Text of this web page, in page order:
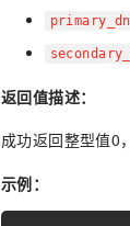
返回值描述：
成功返回整型值0
示例：